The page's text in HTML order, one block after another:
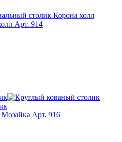
Арт. 914
Арт. 916